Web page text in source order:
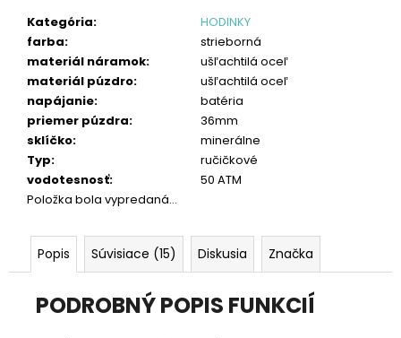
Kategória:
HODINKY
farba:
strieborná
materiál náramok:
ušľachtilá oceľ
materiál púzdro:
ušľachtilá oceľ
napájanie:
batéria
priemer púzdra:
36mm
sklíčko:
minerálne
Typ:
ručičkové
vodotesnosť:
50 ATM
Položka bola vypredaná…
Popis Súvisiace (15) Diskusia Značka
PODROBNÝ POPIS FUNKCIÍ
m
e